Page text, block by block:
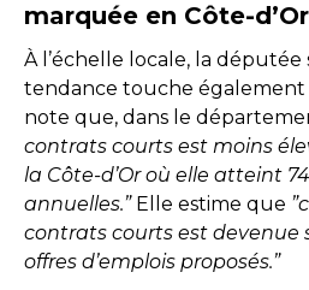
marquée en Côte-d’Or
À l’échelle locale, la
tendance touche également
note que, dans le
contrats courts est moins
la Côte-d’Or où elle atteint
annuelles.”Elle estime que
contrats courts est devenue
offres d’emplois proposés.”